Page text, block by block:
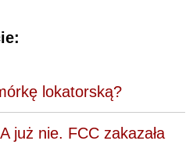
lokatorską?
już nie. FCC zakazała